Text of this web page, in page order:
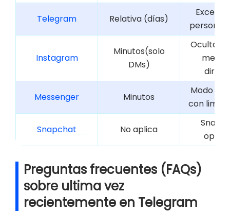
Telegram Relativa (días)
Instagram
Minutos(solo
DMs)
Ocultar
Messenger Minutos
Modo
con
Snapchat No aplica
Snap
Preguntas frecuentes (FAQs)
sobre ultima vez
recientemente en Telegram